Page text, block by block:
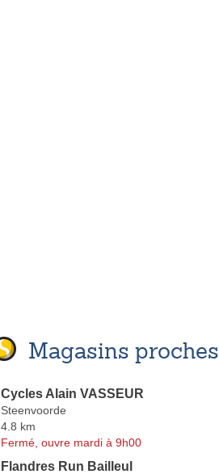
Magasins proches
Cycles Alain VASSEUR
Steenvoorde
4.8 km
Fermé, ouvre mardi à 9h00
Flandres Run Bailleul